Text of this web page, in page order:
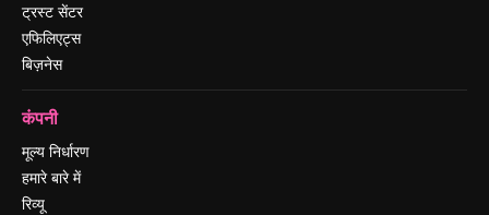
ट्रस्ट सेंटर
एफिलिएट्स
बिज़नेस
कंपनी
मूल्य निर्धारण
हमारे बारे में
रिव्यू